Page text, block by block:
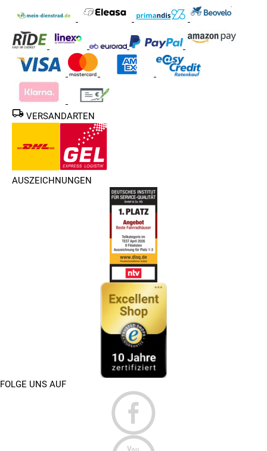
VERSANDARTEN
AUSZEICHNUNGEN
FOLGE UNS AUF